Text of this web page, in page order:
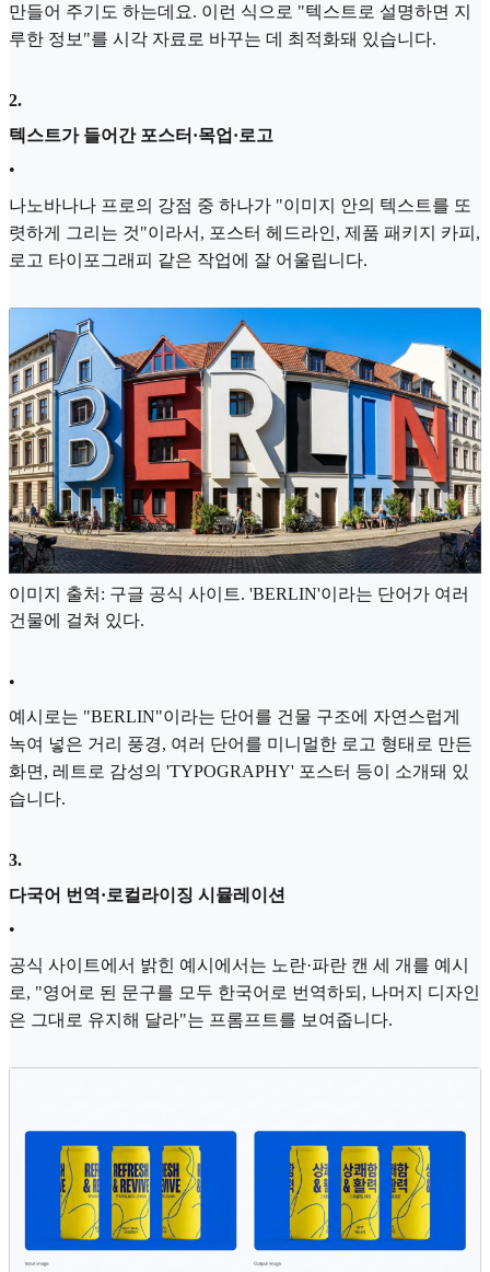
만들어 주기도 하는데요. 이런 식으로 "텍스트로 설명하면 지
루한 정보"를 시각 자료로 바꾸는 데 최적화돼 있습니다.
2.
텍스트가 들어간 포스터·목업·로고
•
나노바나나 프로의 강점 중 하나가 "이미지 안의 텍스트를 또
렷하게 그리는 것"이라서, 포스터 헤드라인, 제품 패키지 카피,
로고 타이포그래피 같은 작업에 잘 어울립니다.
이미지 출처: 구글 공식 사이트. 'BERLIN'이라는 단어가 여러
건물에 걸쳐 있다.
•
예시로는 "BERLIN"이라는 단어를 건물 구조에 자연스럽게
녹여 넣은 거리 풍경, 여러 단어를 미니멀한 로고 형태로 만든
화면, 레트로 감성의 'TYPOGRAPHY' 포스터 등이 소개돼 있
습니다.
3.
다국어 번역·로컬라이징 시뮬레이션
•
공식 사이트에서 밝힌 예시에서는 노란·파란 캔 세 개를 예시
로, "영어로 된 문구를 모두 한국어로 번역하되, 나머지 디자인
은 그대로 유지해 달라"는 프롬프트를 보여줍니다.